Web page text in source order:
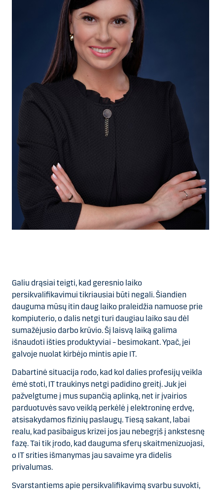
Galiu drąsiai teigti, kad geresnio laiko
persikvalifikavimui tikriausiai būti negali. Šiandien
dauguma mūsų itin daug laiko praleidžia namuose prie
kompiuterio, o dalis netgi turi daugiau laiko sau dėl
sumažėjusio darbo krūvio. Šį laisvą laiką galima
išnaudoti išties produktyviai – besimokant. Ypač, jei
galvoje nuolat kirbėjo mintis apie IT.
Dabartinė situacija rodo, kad kol dalies profesijų veikla
ėmė stoti, IT traukinys netgi padidino greitį. Juk jei
pažvelgtume į mus supančią aplinką, net ir įvairios
parduotuvės savo veiklą perkėlė į elektroninę erdvę,
atsisakydamos fizinių paslaugų. Tiesą sakant, labai
realu, kad pasibaigus krizei jos jau nebegrįš į ankstesnę
fazę. Tai tik įrodo, kad dauguma sferų skaitmenizuojasi,
o IT srities išmanymas jau savaime yra didelis
privalumas.
Svarstantiems apie persikvalifikavimą svarbu suvokti,